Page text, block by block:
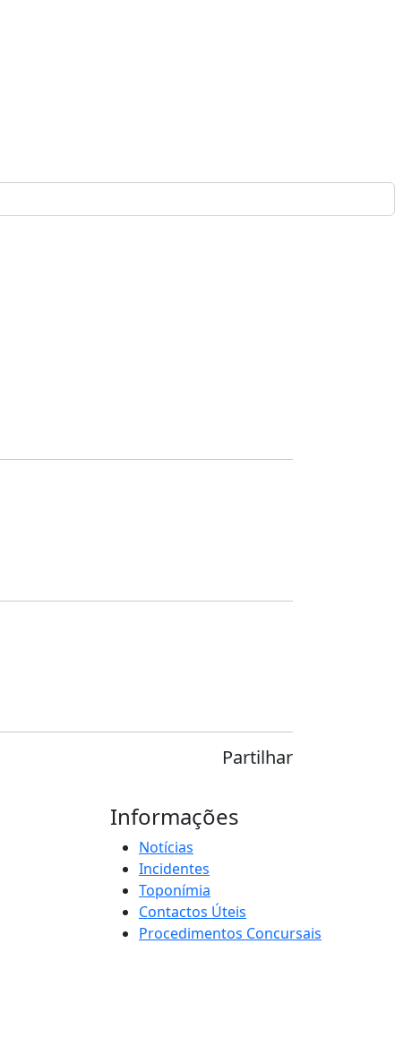
Partilhar
Informações
Notícias
Incidentes
Toponímia
Contactos Úteis
Procedimentos Concursais